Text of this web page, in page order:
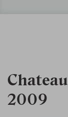
2009